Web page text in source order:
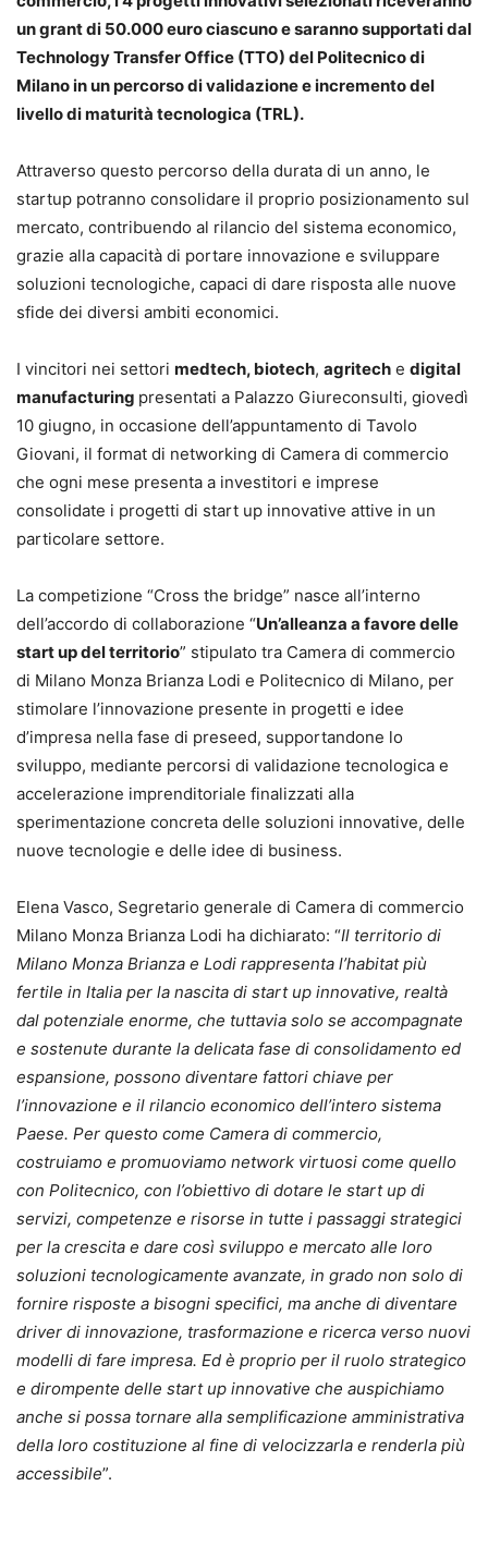
un grant di 50.000 euro ciascunoe saranno supportati dal
Technology Transfer Office (TTO) del Politecnico di
Milano in un percorso di validazione e incremento del
livello di maturità tecnologica (TRL).
Attraverso questo percorso della durata di un anno, le
startup potranno consolidare il proprio posizionamento sul
mercato, contribuendo al rilancio del sistema economico,
grazie alla capacità di portare innovazione e sviluppare
soluzioni tecnologiche, capaci di dare risposta alle nuove
sfide dei diversi ambiti economici.
I vincitori nei settori medtech, biotech, agritech e digital
manufacturing presentati a Palazzo Giureconsulti, giovedì
10 giugno, in occasione dell’appuntamento di Tavolo
Giovani, il format di networking di Camera di commercio
che ogni mese presenta a investitori e imprese
consolidate i progetti di start up innovative attive in un
particolare settore.
La competizione “Cross the bridge” nasce all’interno
dell’accordo di collaborazione “Un’alleanza a favore delle
start up del territorio” stipulato tra Camera di commercio
di Milano Monza Brianza Lodi e Politecnico di Milano, per
stimolare l’innovazione presente in progetti e idee
d’impresa nella fase di preseed, supportandone lo
sviluppo, mediante percorsi di validazione tecnologica e
accelerazione imprenditoriale finalizzati alla
sperimentazione concreta delle soluzioni innovative, delle
nuove tecnologie e delle idee di business.
Elena Vasco, Segretario generale di Camera di commercio
Milano Monza Brianza Lodi ha dichiarato: “Il territorio di
Milano Monza Brianza e Lodi rappresenta l’habitat più
fertile in Italia per la nascita di start up innovative, realtà
dal potenziale enorme, che tuttavia solo se accompagnate
e sostenute durante la delicata fase di consolidamento ed
espansione, possono diventare fattori chiave per
l’innovazione e il rilancio economico dell’intero sistema
Paese. Per questo come Camera di commercio,
costruiamo e promuoviamo network virtuosi come quello
con Politecnico, con l’obiettivo di dotare le start up di
servizi, competenze e risorse in tutte i passaggi strategici
per la crescita e dare così sviluppo e mercato alle loro
soluzioni tecnologicamente avanzate, in grado non solo di
fornire risposte a bisogni specifici, ma anche di diventare
driver di innovazione, trasformazione e ricerca verso nuovi
modelli di fare impresa. Ed è proprio per il ruolo strategico
e dirompente delle start up innovative che auspichiamo
anche si possa tornare alla semplificazione amministrativa
della loro costituzione al fine di velocizzarla e renderla più
accessibile”.